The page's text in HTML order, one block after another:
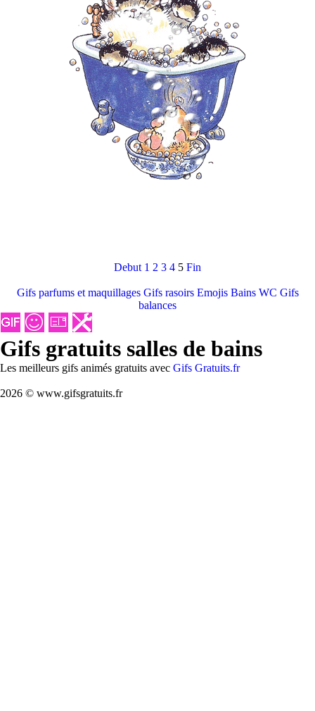
Debut 1 2 3 4 5 Fin
Gifs parfums et maquillages Gifs rasoirs Emojis Bains WC Gifs
balances
Gifs gratuits salles de bains
Les meilleurs gifs animés gratuits avec Gifs Gratuits.fr
2026 © www.gifsgratuits.fr